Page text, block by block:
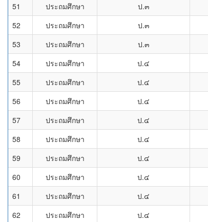
51 ประถมศึกษา ป.๓
52
ประถมศึกษา ป.๓
53
ประถมศึกษา ป.๓
54
ประถมศึกษา ป.๔
55
ประถมศึกษา ป.๔
56
ประถมศึกษา ป.๔
57
ประถมศึกษา ป.๔
58
ประถมศึกษา ป.๔
59
ประถมศึกษา ป.๔
60
ประถมศึกษา ป.๔
61
ประถมศึกษา ป.๔
62
ประถมศึกษา ป.๔